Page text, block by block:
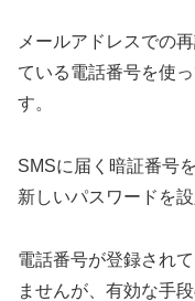
メールアドレスでの
ている電話番号を使
す。
SMSに届く暗証番号
新しいパスワードを設
電話番号が登録され
ませんが、有効な手段